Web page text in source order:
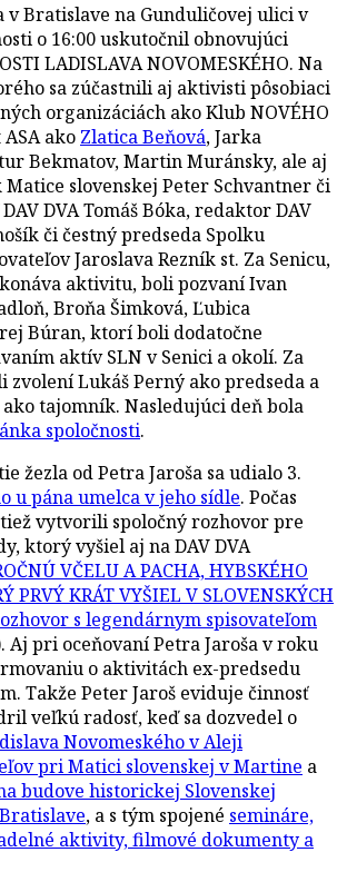
v Bratislave na Gunduličovej ulici v
o 16:00 uskutočnil obnovujúci
LADISLAVA NOVOMESKÉHO. Na
sa zúčastnili aj aktivisti pôsobiaci
organizáciách ako Klub NOVÉHO
ako Zlatica Beňová, Jarka
Bekmatov, Martin Muránsky, ale aj
slovenskej Peter Schvantner či
DVA Tomáš Bóka, redaktor DAV
či čestný predseda Spolku
Jaroslava Rezník st. Za Senicu,
aktivitu, boli pozvaní Ivan
Broňa Šimková, Ľubica
Búran, ktorí boli dodatočne
aktív SLN v Senici a okolí. Za
zvolení Lukáš Perný ako predseda a
ako tajomník. Nasledujúci deň bola
spoločnosti.
žezla od Petra Jaroša sa udialo 3.
u pána umelca v jeho sídle. Počas
vytvorili spoločný rozhovor pre
ktorý vyšiel aj na DAV DVA
VČELU A PACHA, HYBSKÉHO
PRVÝ KRÁT VYŠIEL V SLOVENSKÝCH
s legendárnym spisovateľom
Aj pri oceňovaní Petra Jaroša v roku
o aktivitách ex-predsedu
Takže Peter Jaroš eviduje činnosť
veľkú radosť, keď sa dozvedel o
Novomeského v Aleji
pri Matici slovenskej v Martine a
budove historickej Slovenskej
, a s tým spojené semináre,
aktivity, filmové dokumenty a